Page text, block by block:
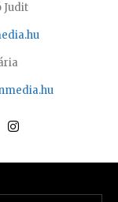
Judit